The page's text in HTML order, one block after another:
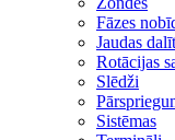
Fāzes
Jaudas
Rotācijas
Slēdži
Sistēmas